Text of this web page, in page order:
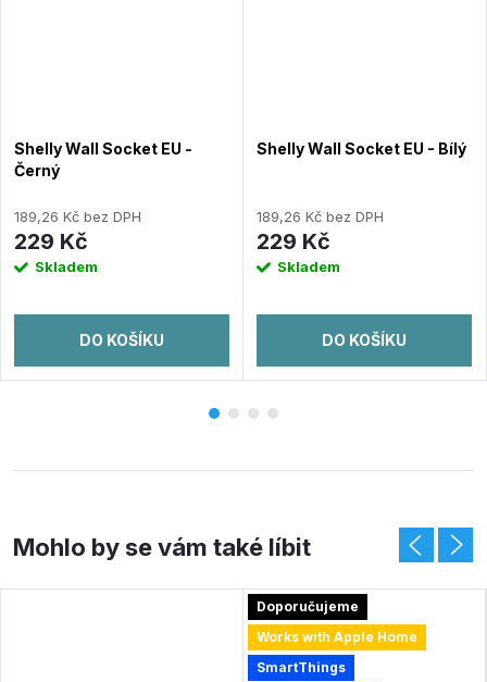
Shelly Wall Socket EU -
Černý
189,26 Kč bez DPH
229 Kč
Skladem
DO KOŠÍKU
Shelly Wall Socket EU - Bílý
189,26 Kč bez DPH
229 Kč
Skladem
DO KOŠÍKU
Doporučujeme
Works with Apple Home
SmartThings